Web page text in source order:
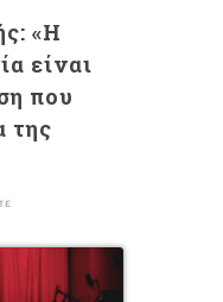
«Η
είναι
που
της